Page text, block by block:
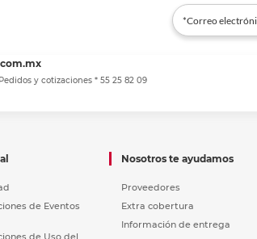
Pedidos y cotizaciones * 55 25 82 09
de Eventos
de Uso del
Nosotros te ayudamos
Proveedores
Extra cobertura
Información de entrega